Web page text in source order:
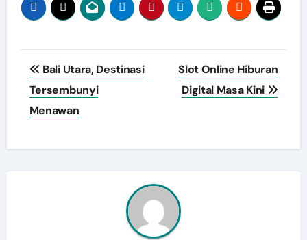
Post
navigation
Bali Utara, Destinasi
Tersembunyi
Menawan
Slot Online Hiburan
Digital Masa Kini